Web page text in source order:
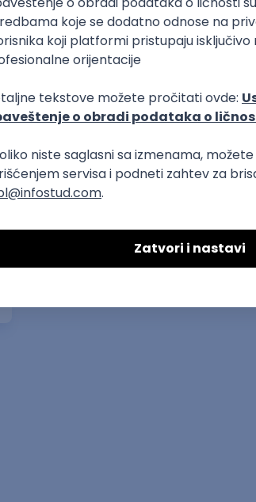
Astronaut
fizika, matematika